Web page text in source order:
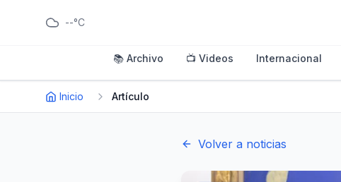
--°C
📚 Archivo 📺 Videos Internacional
Inicio Artículo
Volver a noticias